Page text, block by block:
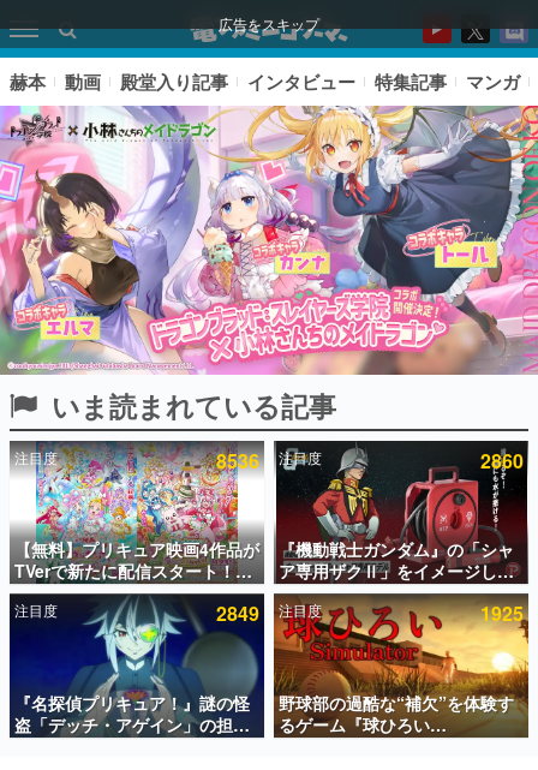
広告をスキップ
ピックアップ
電ファミのいま読まれている記事ランキング
アプリセール情報
インタビュー
連載・特集一覧
殿堂入り記事
SNS拡散数が数千以上！ ページビュー数万以上！ などな
ど。多くの人々に読まれた、電ファミ渾身の“殿堂入り”記
事をまとめました。
赫本 動画 殿堂入り記事 インタビュー 特集記事 マンガ
いま読まれている記事
注目度 8536
【無料】プリキュア映画4作品が
TVerで新たに配信スタート！な
んと2018年～2024年の映画ほぼ
すべてが見放題に、ぶっちゃけ
ありえないラインナップ
注目度 2860
『機動戦士ガンダム』の「シャ
ア専用ザクⅡ」をイメージした
散水ホースリールが予約開始。
本体にはシャアのパーソナルマ
ークやジオン公国軍のエンブレ
ム、型式番号などを配置
注目度 2849
『名探偵プリキュア！』謎の怪
盗「デッチ・アゲイン」の担当
キャストは天﨑滉平さんと判
注目度 1925
野球部の過酷な“補欠”を体験す
るゲーム『球ひろい
Simulator』が「1件」のウィッ